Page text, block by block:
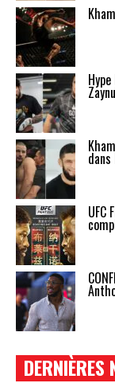
UFC
DERNIÈRES